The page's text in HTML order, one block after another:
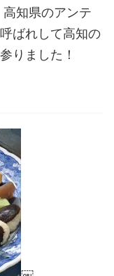
知県のアンテ
ばれして高知の
りました！